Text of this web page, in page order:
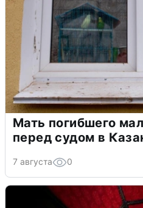
Мать погибшего
перед судом в
7 августа 0